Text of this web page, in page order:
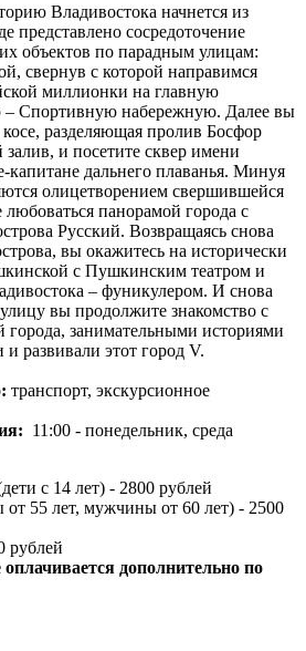
Владивостока начнется из
представлено сосредоточение
объектов по парадным улицам:
свернув с которой направимся
миллионки на главную
– Спортивную набережную. Далее вы
разделяющая пролив Босфор
и посетите сквер имени
дальнего плаванья. Минуя
олицетворением свершившейся
панорамой города с
Русский. Возвращаясь снова
вы окажитесь на исторически
с Пушкинским театром и
– фуникулером. И снова
вы продолжите знакомство с
города, занимательными историями
развивали этот город V.
транспорт, экскурсионное
11:00 - понедельник, среда
с 14 лет) - 2800 рублей
55 лет, мужчины от 60 лет) - 2500
рублей
дополнительно по